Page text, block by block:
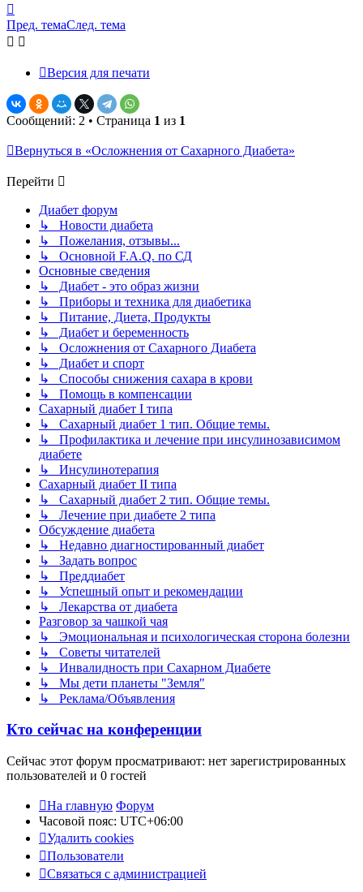
к
началу
Пред. темаСлед. тема
Версия для печати
Сообщений: 2 • Страница 1 из 1
Вернуться в «Осложнения от Сахарного Диабета»
Перейти
Диабет форум
↳ Новости диабета
↳ Пожелания, отзывы...
↳ Основной F.A.Q. по СД
Основные сведения
↳ Диабет - это образ жизни
↳ Приборы и техника для диабетика
↳ Питание, Диета, Продукты
↳ Диабет и беременность
↳ Осложнения от Сахарного Диабета
↳ Диабет и спорт
↳ Способы снижения сахара в крови
↳ Помощь в компенсации
Сахарный диабет I типа
↳ Сахарный диабет 1 тип. Общие темы.
↳ Профилактика и лечение при инсулинозависимом
диабете
↳ Инсулинотерапия
Сахарный диабет II типа
↳ Сахарный диабет 2 тип. Общие темы.
↳ Лечение при диабете 2 типа
Обсуждение диабета
↳ Недавно диагностированный диабет
↳ Задать вопрос
↳ Преддиабет
↳ Успешный опыт и рекомендации
↳ Лекарства от диабета
Разговор за чашкой чая
↳ Эмоциональная и психологическая сторона болезни
↳ Советы читателей
↳ Инвалидность при Сахарном Диабете
↳ Мы дети планеты "Земля"
↳ Реклама/Объявления
Кто сейчас на конференции
Сейчас этот форум просматривают: нет зарегистрированных
пользователей и 0 гостей
На главную Форум
Часовой пояс: UTC+06:00
Удалить cookies
Пользователи
Связаться с администрацией